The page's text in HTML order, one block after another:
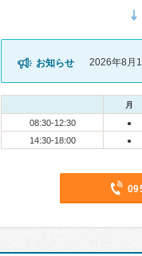
お知らせ 2026年8月
月
08:30-12:30 ●
14:30-18:00
●